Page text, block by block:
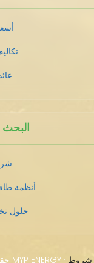
أنظمة
حلول
شروط